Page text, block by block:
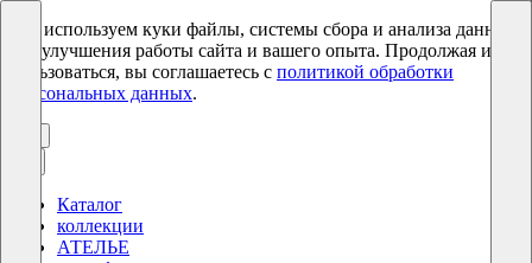
Мы используем куки файлы, системы сбора и анализа данных
для улучшения работы сайта и вашего опыта. Продолжая им
пользоваться, вы соглашаетесь с политикой обработки
персональных данных.
Каталог
коллекции
АТЕЛЬЕ